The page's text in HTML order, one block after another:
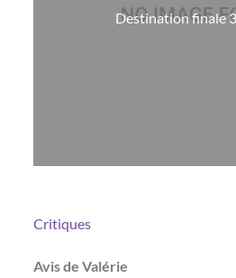
Destination finale
Critiques
Avis de Valérie